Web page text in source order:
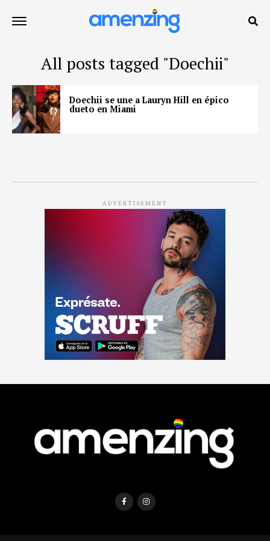
All posts tagged "Doechii"
Doechii se une a Lauryn Hill en épico
dueto en Miami
ADVERTISEMENT